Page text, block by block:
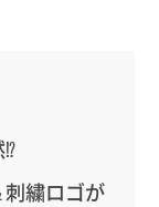
繍ロゴが